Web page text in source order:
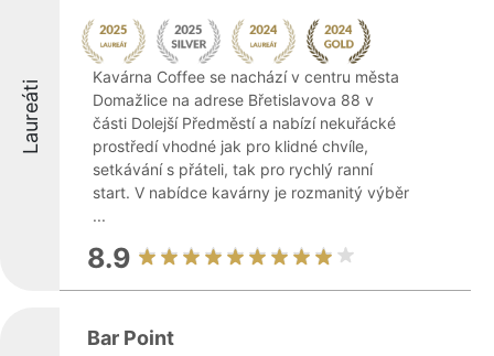
Laureáti
Kavárna Coffee se nachází v centru města
Domažlice na adrese Břetislavova 88 v
části Dolejší Předměstí a nabízí nekuřácké
prostředí vhodné jak pro klidné chvíle,
setkávání s přáteli, tak pro rychlý ranní
start. V nabídce kavárny je rozmanitý výběr
...
8.9
Bar Point